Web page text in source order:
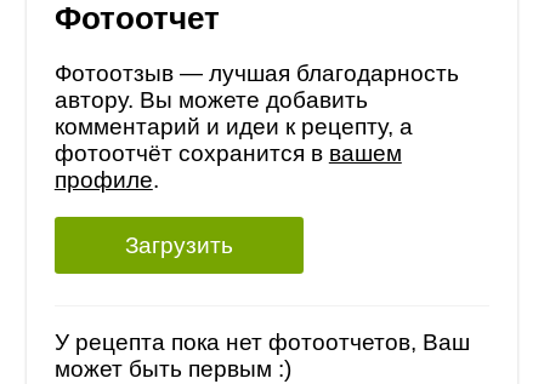
Фотоотчет
Фотоотзыв — лучшая благодарность
автору. Вы можете добавить
комментарий и идеи к рецепту, а
фотоотчёт сохранится в вашем
профиле.
Загрузить
У рецепта пока нет фотоотчетов, Ваш
может быть первым :)